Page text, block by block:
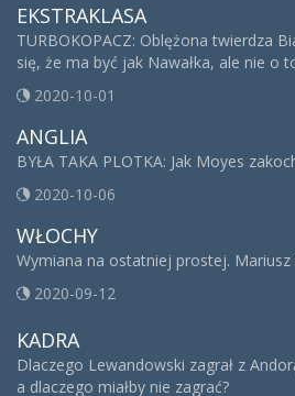
EKSTRAKLASA
TURBOKOPACZ: Oblężona twierdza
się, że ma być jak Nawałka, ale nie o
2020-10-01
ANGLIA
BYŁA TAKA PLOTKA: Jak Moyes
2020-10-06
WŁOCHY
Wymiana na ostatniej prostej. Mariusz
2020-09-12
KADRA
Dlaczego Lewandowski zagrał z
a dlaczego miałby nie zagrać?